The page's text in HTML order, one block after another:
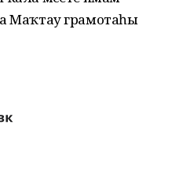
Маҡтау грамотаһы